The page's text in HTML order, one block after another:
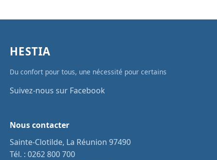
HESTIA
Du confort pour tous, une nécessité pour certains
Suivez-nous sur Facebook
Nous contacter
Sainte-Clotilde, La Réunion 97490
Tél. : 0262 800 700